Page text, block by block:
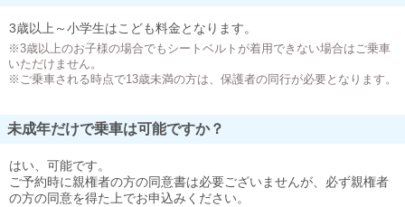
3歳以上～小学生はこども料金となります。
※3歳以上のお子様の場合でもシートベルトが着用できない場合はご乗車
いただけません。
※ご乗車される時点で13歳未満の方は、保護者の同行が必要となります。
未成年だけで乗車は可能ですか？
はい、可能です。
ご予約時に親権者の方の同意書は必要ございませんが、必ず親権者
の方の同意を得た上でお申込みください。